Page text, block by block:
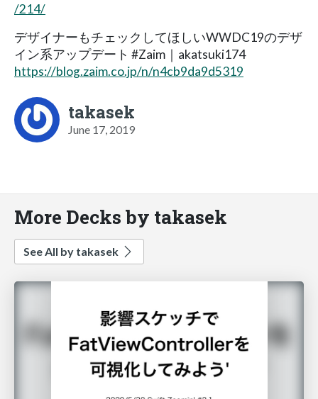
/214/
デザイナーもチェックしてほしいWWDC19のデザ
イン系アップデート #Zaim｜akatsuki174
https://blog.zaim.co.jp/n/n4cb9da9d5319
takasek
June 17, 2019
More Decks by takasek
See All by takasek